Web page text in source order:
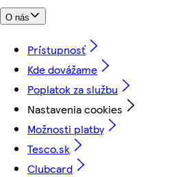
O nás
Prístupnosť
Kde dovážame
Poplatok za službu
Nastavenia cookies
Možnosti platby
Tesco.sk
Clubcard